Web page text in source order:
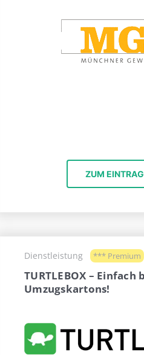
ZUM EINTRAG
Dienstleistung *** Premium
TURTLEBOX – Einfach
Umzugskartons!